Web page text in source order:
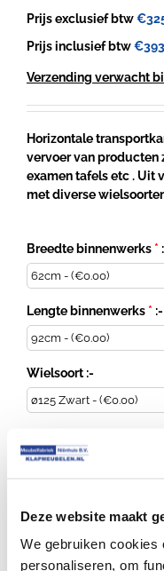
Deze website maakt
We gebruiken cookies
personaliseren, om
Prijs exclusief btw€
Prijs inclusief btw€
Verzending verwacht
Horizontale
vervoer van
examen tafels etc . Uit
met diverse
Breedte binnenwerks *
Lengte binnenwerks * :-
Wielsoort :-
transportkar
aantal
Toevoegen aan